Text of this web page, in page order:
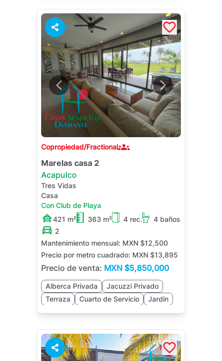
clase mundial y vistas panorámicas al
océano hacen de este lote la inversión
perfecta para desarrolladores que buscan
crear un proyecto emblemático en la
Riviera del Pacífico.
1
Copropiedad/Fractional
Marelas casa 2
Acapulco
Tres Vidas
Casa
Con Club de Playa
421 m²
363 m² 4 rec.
4 baños
2
Mantenimiento mensual: MXN $12,500
Precio por metro cuadrado: MXN $13,895
Precio de venta: MXN $5,850,000
Alberca Privada
Jacuzzi Privado
Terraza
Cuarto de Servicio Jardín
1 1